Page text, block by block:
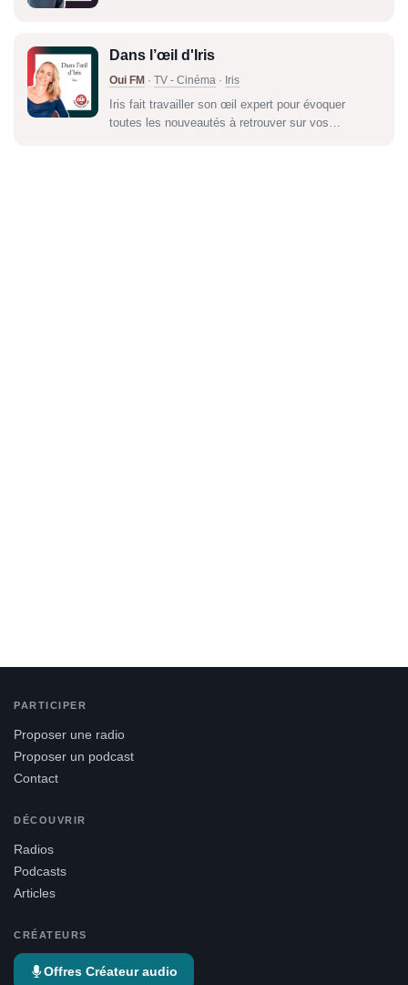
Dans l’œil d'Iris
Oui FM · TV - Cinéma · Iris
Iris fait travailler son œil expert pour évoquer
toutes les nouveautés à retrouver sur vos
PARTICIPER
Proposer une radio
Proposer un podcast
Contact
DÉCOUVRIR
Radios
Podcasts
Articles
CRÉATEURS
Offres Créateur audio